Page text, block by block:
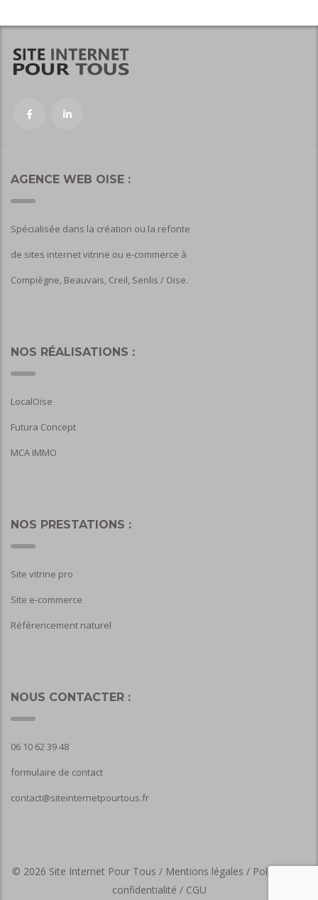
AGENCE WEB OISE :
Spécialisée dans la création ou la refonte
de sites internet vitrine ou e-commerce à
Compiègne, Beauvais, Creil, Senlis / Oise.
NOS RÉALISATIONS :
LocalOise
Futura Concept
MCA IMMO
NOS PRESTATIONS :
Site vitrine pro
Site e-commerce
Référencement naturel
NOUS CONTACTER :
06 10 62 39 48
formulaire de contact
contact@siteinternetpourtous.fr
© 2026 Site Internet Pour Tous / Mentions légales / Politique de
confidentialité / CGU